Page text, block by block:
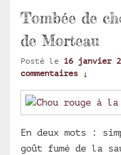
Tombée de
de Morteau
Posté le 16 janvier
commentaires ↓
En deux mots :
goût fumé de la